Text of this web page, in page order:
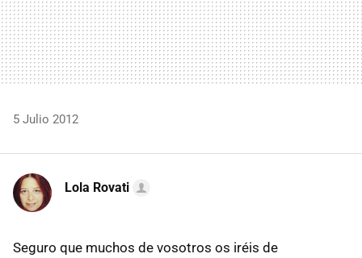
5 Julio 2012
Lola Rovati
Seguro que muchos de vosotros os iréis de